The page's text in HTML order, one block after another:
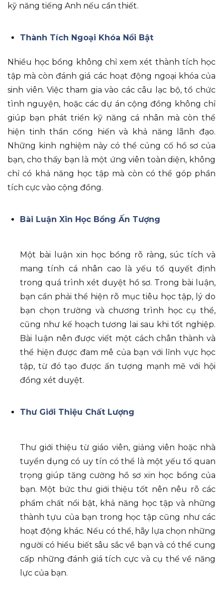
kỹ năng tiếng Anh nếu cần thiết.
Thành Tích Ngoại Khóa Nổi Bật
Nhiều học bổng không chỉ xem xét thành tích học
tập mà còn đánh giá các hoạt động ngoại khóa của
sinh viên. Việc tham gia vào các câu lạc bộ, tổ chức
tình nguyện, hoặc các dự án cộng đồng không chỉ
giúp bạn phát triển kỹ năng cá nhân mà còn thể
hiện tinh thần cống hiến và khả năng lãnh đạo.
Những kinh nghiệm này có thể củng cố hồ sơ của
bạn, cho thấy bạn là một ứng viên toàn diện, không
chỉ có khả năng học tập mà còn có thể góp phần
tích cực vào cộng đồng.
Bài Luận Xin Học Bổng Ấn Tượng
Một bài luận xin học bổng rõ ràng, súc tích và
mang tính cá nhân cao là yếu tố quyết định
trong quá trình xét duyệt hồ sơ. Trong bài luận,
bạn cần phải thể hiện rõ mục tiêu học tập, lý do
bạn chọn trường và chương trình học cụ thể,
cũng như kế hoạch tương lai sau khi tốt nghiệp.
Bài luận nên được viết một cách chân thành và
thể hiện được đam mê của bạn với lĩnh vực học
tập, từ đó tạo được ấn tượng mạnh mẽ với hội
đồng xét duyệt.
Thư Giới Thiệu Chất Lượng
Thư giới thiệu từ giáo viên, giảng viên hoặc nhà
tuyển dụng có uy tín có thể là một yếu tố quan
trọng giúp tăng cường hồ sơ xin học bổng của
bạn. Một bức thư giới thiệu tốt nên nêu rõ các
phẩm chất nổi bật, khả năng học tập và những
thành tựu của bạn trong học tập cũng như các
hoạt động khác. Nếu có thể, hãy lựa chọn những
người có hiểu biết sâu sắc về bạn và có thể cung
cấp những đánh giá tích cực và cụ thể về năng
lực của bạn.